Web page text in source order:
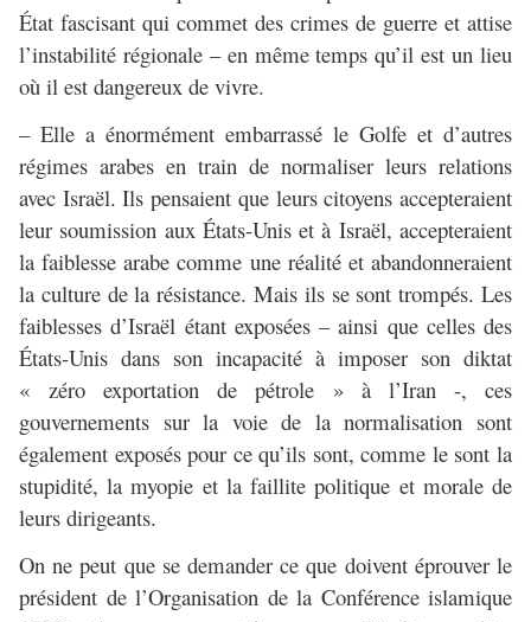
État fascisant qui commet des crimes de guerre et attise
l’instabilité régionale – en même temps qu’il est un lieu
où il est dangereux de vivre.
– Elle a énormément embarrassé le Golfe et d’autres
régimes arabes en train de normaliser leurs relations
avec Israël. Ils pensaient que leurs citoyens accepteraient
leur soumission aux États-Unis et à Israël, accepteraient
la faiblesse arabe comme une réalité et abandonneraient
la culture de la résistance. Mais ils se sont trompés. Les
faiblesses d’Israël étant exposées – ainsi que celles des
États-Unis dans son incapacité à imposer son diktat
« zéro exportation de pétrole » à l’Iran -, ces
gouvernements sur la voie de la normalisation sont
également exposés pour ce qu’ils sont, comme le sont la
stupidité, la myopie et la faillite politique et morale de
leurs dirigeants.
On ne peut que se demander ce que doivent éprouver le
président de l’Organisation de la Conférence islamique